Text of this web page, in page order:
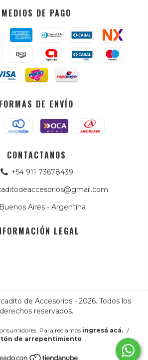
MEDIOS DE PAGO
FORMAS DE ENVÍO
CONTACTANOS
+54 911 73678439
Buenos Aires - Argentina
LEGAL
de Accesorios - 2026. Todos los
derechos reservados.
Para reclamos ingresá acá. /
de arrepentimiento